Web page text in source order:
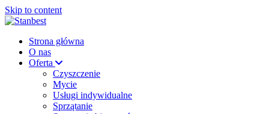
Skip to content
Strona główna
O nas
Oferta
Czyszczenie
Mycie
Usługi indywidualne
Sprzątanie